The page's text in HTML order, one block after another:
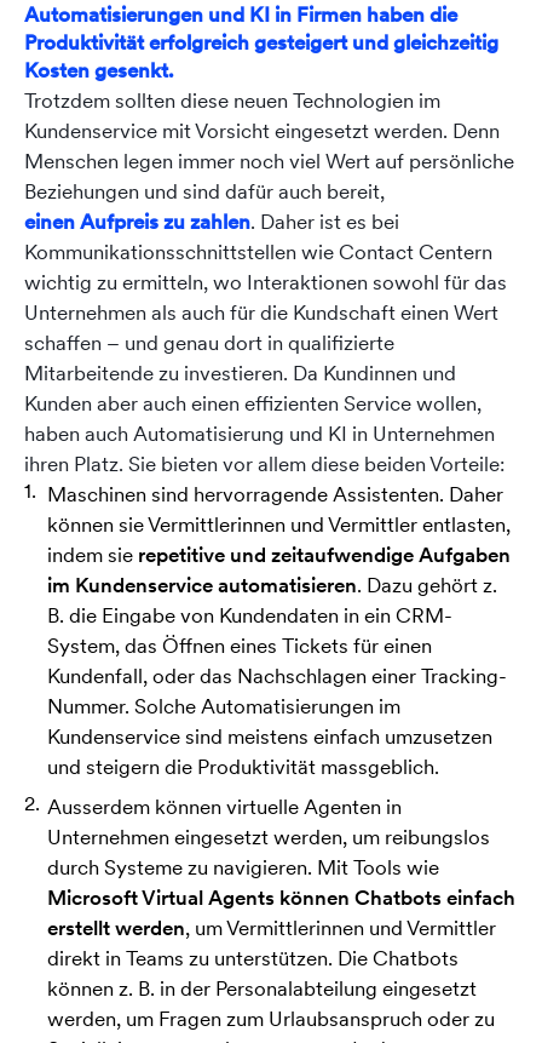
Automatisierungen und KI in Firmen haben die
Produktivität erfolgreich gesteigert und gleichzeitig
Kosten gesenkt.
Trotzdem sollten diese neuen Technologien im
Kundenservice mit Vorsicht eingesetzt werden. Denn
Menschen legen immer noch viel Wert auf persönliche
Beziehungen und sind dafür auch bereit,
einen Aufpreis zu zahlen. Daher ist es bei
Kommunikationsschnittstellen wie Contact Centern
wichtig zu ermitteln, wo Interaktionen sowohl für das
Unternehmen als auch für die Kundschaft einen Wert
schaffen – und genau dort in qualifizierte
Mitarbeitende zu investieren. Da Kundinnen und
Kunden aber auch einen effizienten Service wollen,
haben auch Automatisierung und KI in Unternehmen
ihren Platz. Sie bieten vor allem diese beiden Vorteile:
Maschinen sind hervorragende Assistenten. Daher
können sie Vermittlerinnen und Vermittler entlasten,
indem sie repetitive und zeitaufwendige Aufgaben
im Kundenservice automatisieren. Dazu gehört z.
B. die Eingabe von Kundendaten in ein CRM-
System, das Öffnen eines Tickets für einen
Kundenfall, oder das Nachschlagen einer Tracking-
Nummer. Solche Automatisierungen im
Kundenservice sind meistens einfach umzusetzen
und steigern die Produktivität massgeblich.
Ausserdem können virtuelle Agenten in
Unternehmen eingesetzt werden, um reibungslos
durch Systeme zu navigieren. Mit Tools wie
Microsoft Virtual Agents können Chatbots einfach
erstellt werden, um Vermittlerinnen und Vermittler
direkt in Teams zu unterstützen. Die Chatbots
können z. B. in der Personalabteilung eingesetzt
werden, um Fragen zum Urlaubsanspruch oder zu